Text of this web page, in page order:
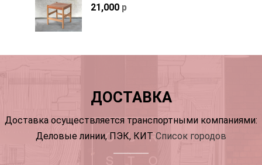
21,000 р
ДОСТАВКА
Доставка осуществляется транспортными компаниями:
Деловые линии, ПЭК, КИТ Список городов